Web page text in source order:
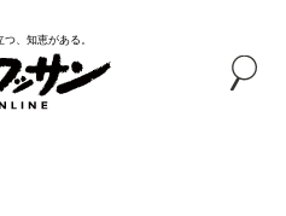
、知恵がある。